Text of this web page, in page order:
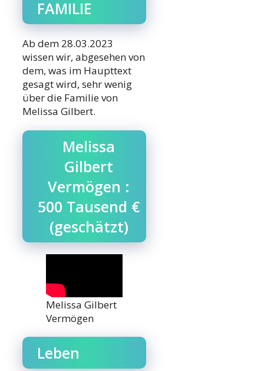
FAMILIE
Ab dem 28.03.2023
wissen wir, abgesehen von
dem, was im Haupttext
gesagt wird, sehr wenig
über die Familie von
Melissa Gilbert.
Melissa
Gilbert
Vermögen :
500 Tausend €
(geschätzt)
Melissa Gilbert
Vermögen
Leben